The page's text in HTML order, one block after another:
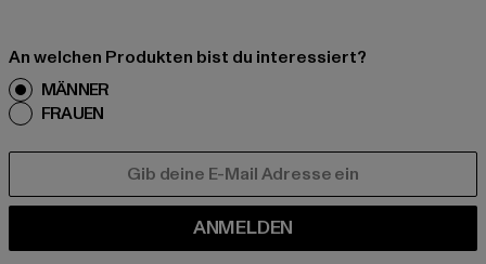
An welchen Produkten bist du interessiert?
MÄNNER
FRAUEN
ANMELDEN